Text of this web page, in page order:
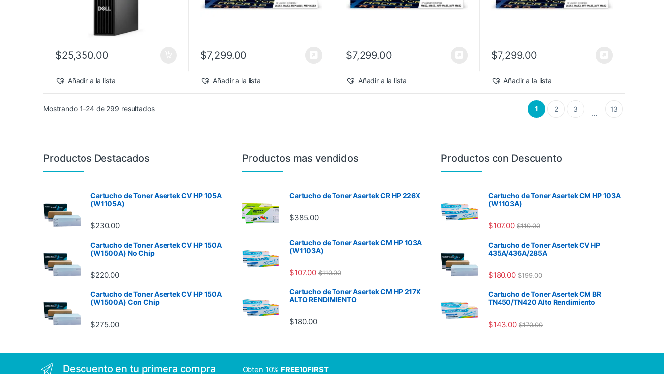
$25,350.00
Añadir a la lista
$7,299.00
Añadir a la lista
$7,299.00
Añadir a la lista
$7,299.00
Añadir a la lista
Mostrando 1–24 de 299 resultadosSorted by latest 1 2 3 … 13
Productos Destacados
Cartucho de Toner Asertek CV HP 105A
(W1105A)
$230.00
Cartucho de Toner Asertek CV HP 150A
(W1500A) No Chip
$220.00
Cartucho de Toner Asertek CV HP 150A
(W1500A) Con Chip
$275.00
Productos mas vendidos
Cartucho de Toner Asertek CR HP 226X
$385.00
Cartucho de Toner Asertek CM HP 103A
(W1103A)
$107.00 $110.00
Cartucho de Toner Asertek CM HP 217X
ALTO RENDIMIENTO
$180.00
Productos con Descuento
Cartucho de Toner Asertek CM HP 103A
(W1103A)
$107.00 $110.00
Cartucho de Toner Asertek CV HP
435A/436A/285A
$180.00 $199.00
Cartucho de Toner Asertek CM BR
TN450/TN420 Alto Rendimiento
$143.00 $170.00
Descuento en tu primera compra Obten 10% FREE10FIRST